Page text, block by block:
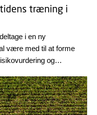
træning i
i en ny
være med til at forme
og
april 2025 og har til
og behov til brug for